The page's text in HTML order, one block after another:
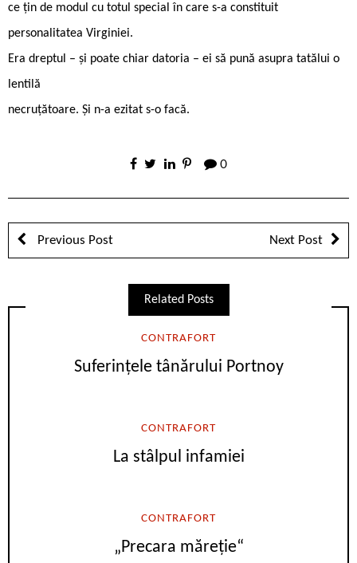
ce țin de modul cu totul special în care s-a constituit
personalitatea Virginiei.
Era dreptul – și poate chiar datoria – ei să pună asupra tatălui o
lentilă
necruțătoare. Și n-a ezitat s-o facă.
0
Previous Post Next Post
Related Posts
CONTRAFORT
Suferințele tânărului Portnoy
CONTRAFORT
La stâlpul infamiei
CONTRAFORT
„Precara măreție“